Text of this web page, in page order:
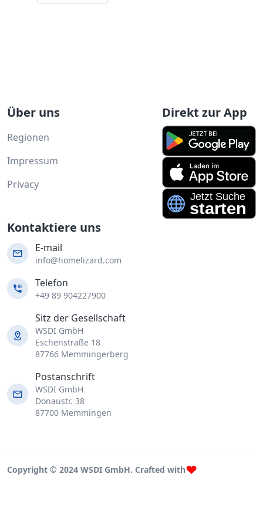
Über uns
Regionen
Impressum
Privacy
Direkt zur App
Kontaktiere uns
E-mail
info@homelizard.com
Telefon
+49 89 904227900
Sitz der Gesellschaft
WSDI GmbH
Eschenstraße 18
87766 Memmingerberg
Postanschrift
WSDI GmbH
Donaustr. 38
87700 Memmingen
Copyright © 2024 WSDI GmbH. Crafted with